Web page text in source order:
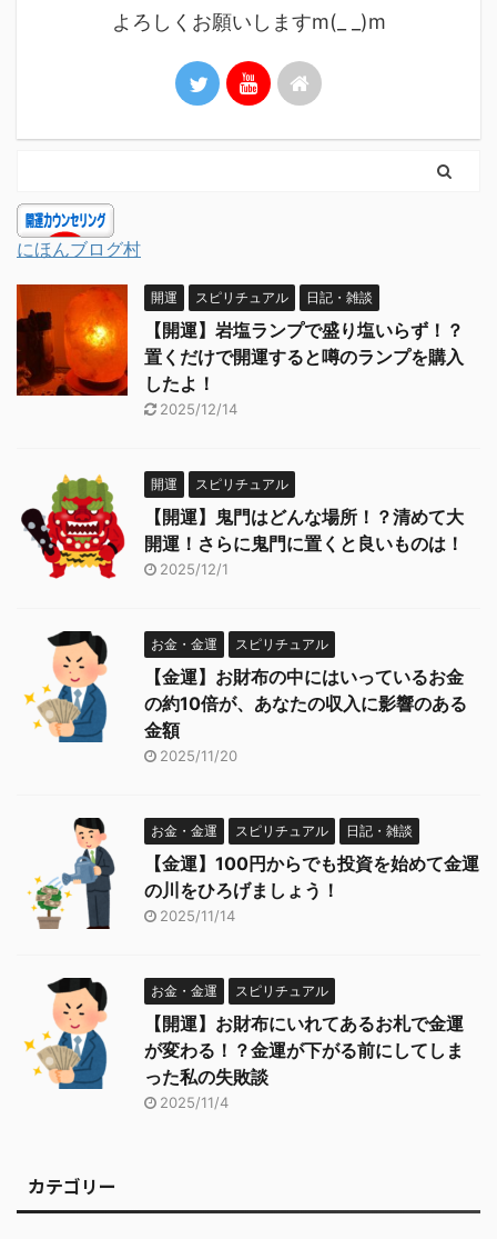
よろしくお願いしますm(_ _)m
にほんブログ村
開運 スピリチュアル 日記・雑談
【開運】岩塩ランプで盛り塩いらず！？
置くだけで開運すると噂のランプを購入
したよ！
2025/12/14
開運 スピリチュアル
【開運】鬼門はどんな場所！？清めて大
開運！さらに鬼門に置くと良いものは！
2025/12/1
お金・金運 スピリチュアル
【金運】お財布の中にはいっているお金
の約10倍が、あなたの収入に影響のある
金額
2025/11/20
お金・金運 スピリチュアル 日記・雑談
【金運】100円からでも投資を始めて金運
の川をひろげましょう！
2025/11/14
お金・金運 スピリチュアル
【開運】お財布にいれてあるお札で金運
が変わる！？金運が下がる前にしてしま
った私の失敗談
2025/11/4
カテゴリー